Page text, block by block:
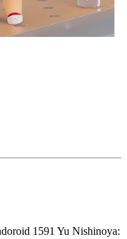
1591 Yu Nishinoya: